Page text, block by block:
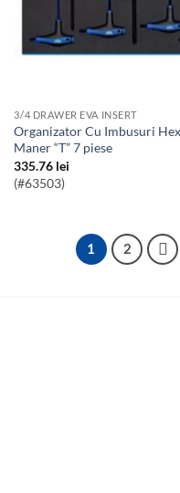
3/4 DRAWER EVA INSERT
Organizator Cu Imbusuri Hexagon Cu
Maner “T” 7 piese
335.76 lei
(#63503)
1 2